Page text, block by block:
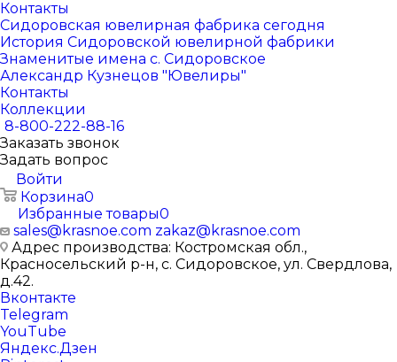
Контакты
Сидоровская ювелирная фабрика сегодня
История Сидоровской ювелирной фабрики
Знаменитые имена с. Сидоровское
Александр Кузнецов "Ювелиры"
Контакты
Коллекции
8-800-222-88-16
Заказать звонок
Задать вопрос
Войти
Корзина0
Избранные товары0
sales@krasnoe.com zakaz@krasnoe.com
Адрес производства: Костромская обл.,
Красносельский р-н, с. Сидоровское, ул. Свердлова,
д.42.
Вконтакте
Telegram
YouTube
Яндекс.Дзен